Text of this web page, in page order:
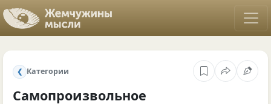
❮ Категории
Самопроизвольное